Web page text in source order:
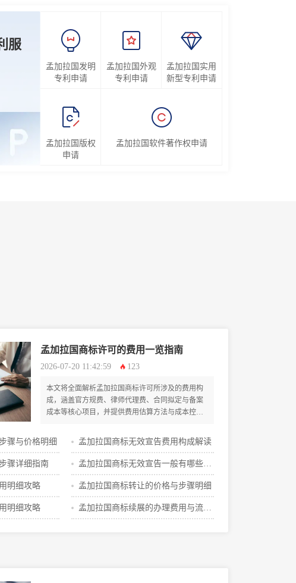
服
孟加拉国发明
专利申请
孟加拉国外观
专利申请
孟加拉国实用
新型专利申请
孟加拉国版权
申请
孟加拉国软件著作权申请
孟加拉国商标许可的费用一览指南
2026-07-20 11:42:59 123
本文将全面解析孟加拉国商标许可所涉及的费用构
成，涵盖官方规费、律师代理费、合同拟定与备案
成本等核心项目，并提供费用估算方法与成本控制
引。
骤与价格明细 孟加拉国商标无效宣告费用构成解读
骤详细指南 孟加拉国商标无效宣告一般有哪些费
用
明细攻略 孟加拉国商标转让的价格与步骤明细
明细攻略 孟加拉国商标续展的办理费用与流程